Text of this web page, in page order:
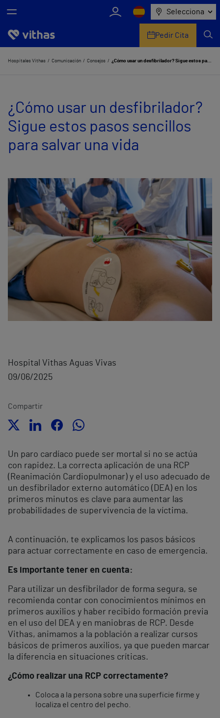
Selecciona
Nosotros
Servicios de salud
Equipo médico y asistencial
Información útil
Comunicación
Pedir Cita
Hospitales Vithas Comunicación Consejos ¿Cómo usar un desfibrilador? Sigue estos pasos sencillos para salvar una vida
¿Cómo usar un desfibrilador?
Sigue estos pasos sencillos
para salvar una vida
Hospital Vithas Aguas Vivas
09/06/2025
Compartir
Un paro cardíaco puede ser mortal si no se actúa
con rapidez. La correcta aplicación de una RCP
(Reanimación Cardiopulmonar) y el uso adecuado de
un desfibrilador externo automático (DEA) en los
primeros minutos es clave para aumentar las
probabilidades de supervivencia de la víctima.
A continuación, te explicamos los pasos básicos
para actuar correctamente en caso de emergencia.
Es importante tener en cuenta:
Para utilizar un desfibrilador de forma segura, se
recomienda contar con conocimientos mínimos en
primeros auxilios y haber recibido formación previa
en el uso del DEA y en maniobras de RCP. Desde
Vithas, animamos a la población a realizar cursos
básicos de primeros auxilios, ya que pueden marcar
la diferencia en situaciones críticas.
¿Cómo realizar una RCP correctamente?
Coloca a la persona sobre una superficie firme y
localiza el centro del pecho.